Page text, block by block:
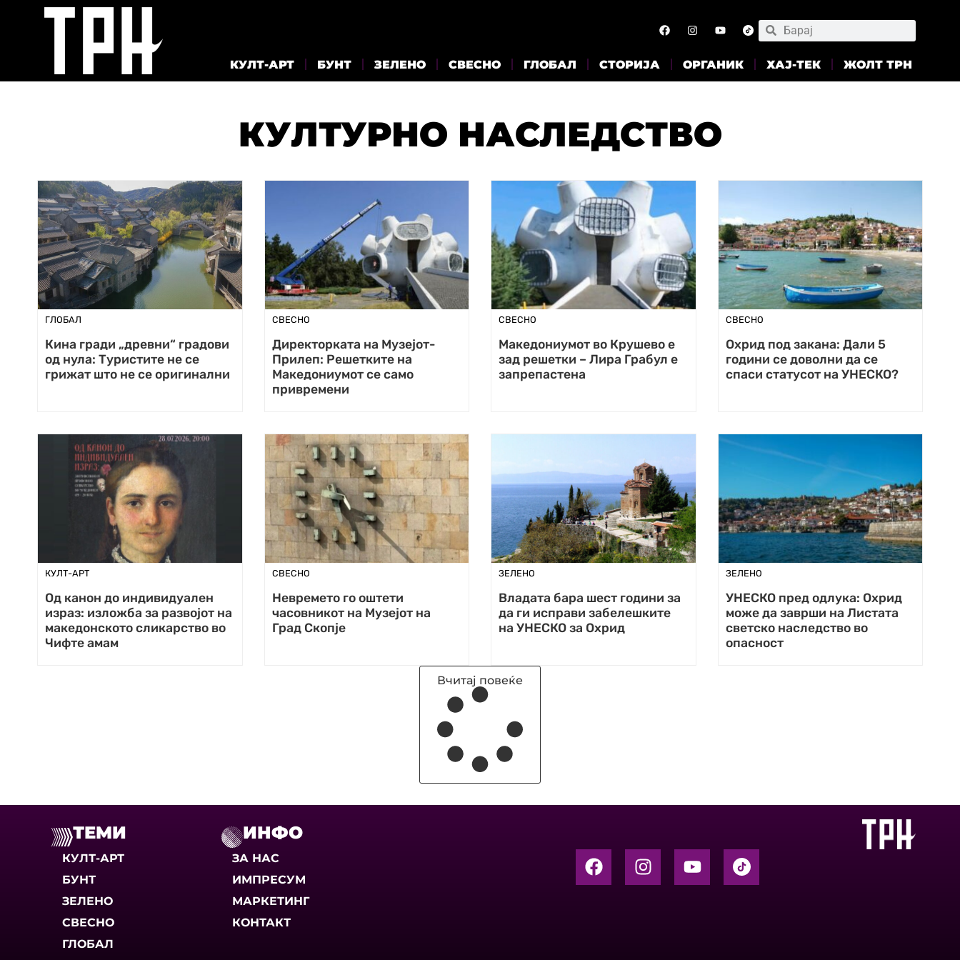
КУЛТ-АРТ БУНТ ЗЕЛЕНО СВЕСНО ГЛОБАЛ СТОРИЈА ОРГАНИК ХАЈ-ТЕК ЖОЛТ ТРН
КУЛТУРНО НАСЛЕДСТВО
ГЛОБАЛ
Кина гради „древни“ градови
од нула: Туристите не се
грижат што не се оригинални
СВЕСНО
Директорката на Музејот-
Прилеп: Решетките на
Македониумот се само
привремени
СВЕСНО
Македониумот во Крушево е
зад решетки – Лира Грабул е
запрепастена
СВЕСНО
Охрид под закана: Дали 5
години се доволни да се
спаси статусот на УНЕСКО?
КУЛТ-АРТ
Од канон до индивидуален
израз: изложба за развојот на
македонското сликарство во
Чифте амам
СВЕСНО
Невремето го оштети
часовникот на Музејот на
Град Скопје
ЗЕЛЕНО
Владата бара шест години за
да ги исправи забелешките
на УНЕСКО за Охрид
ЗЕЛЕНО
УНЕСКО пред одлука: Охрид
може да заврши на Листата
светско наследство во
опасност
Вчитај повеќе
ТЕМИ
КУЛТ-АРТ
БУНТ
ЗЕЛЕНО
СВЕСНО
ГЛОБАЛ
ИНФО
ЗА НАС
ИМПРЕСУМ
МАРКЕТИНГ
КОНТАКТ